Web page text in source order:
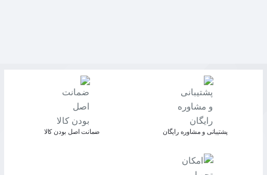
پشتیبانی و مشاوره رایگان ﺿﻤﺎﻧﺖ اﺻﻞ ﺑﻮدن ﮐﺎﻟﺎ